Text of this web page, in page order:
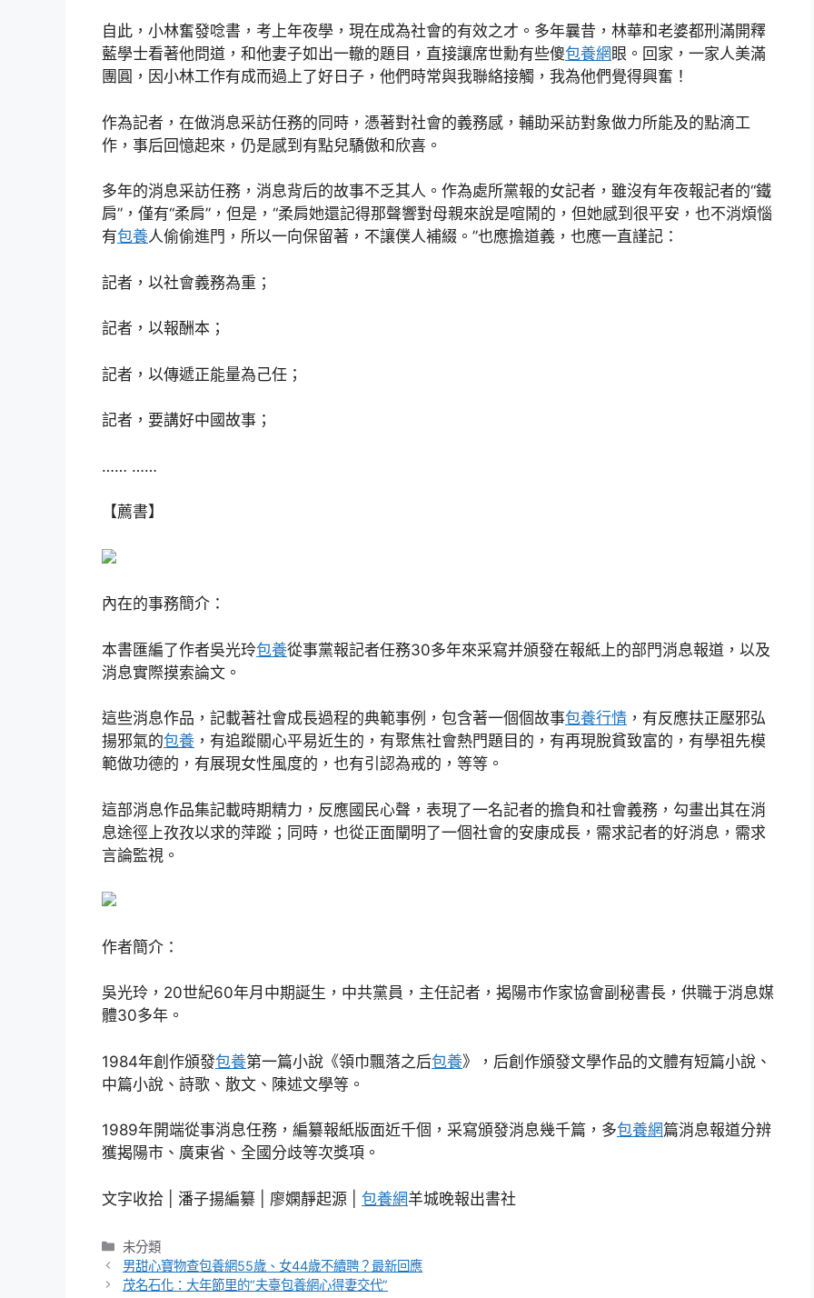
自此，小林奮發唸書，考上年夜學，現在成為社會的有效之才。多年曩昔，林華和老婆都刑滿開釋
藍學士看著他問道，和他妻子如出一轍的題目，直接讓席世勳有些傻包養網 眼。回家，一家人美滿
團圓，因小林工作有成而過上了好日子，他們時常與我聯絡接觸，我為他們覺得興奮！
作為記者，在做消息采訪任務的同時，憑著對社會的義務感，輔助采訪對象做力所能及的點滴工
作，事后回憶起來，仍是感到有點兒驕傲和欣喜。
多年的消息采訪任務，消息背后的故事不乏其人。作為處所黨報的女記者，雖沒有年夜報記者的“鐵
肩”，僅有“柔肩”，但是，“柔肩她還記得那聲響對母親來說是喧鬧的，但她感到很平安，也不消煩惱
有包養人偷偷進門，所以一向保留著，不讓僕人補綴。”也應擔道義，也應一直謹記：
記者，以社會義務為重；
記者，以報酬本；
記者，以傳遞正能量為己任；
記者，要講好中國故事；
…… ……
【薦書】
內在的事務簡介：
本書匯編了作者吳光玲包養從事黨報記者任務30多年來采寫并頒發在報紙上的部門消息報道，以及
消息實際摸索論文。
這些消息作品，記載著社會成長過程的典範事例，包含著一個個故事包養行情 ，有反應扶正壓邪弘
揚邪氣的包養 ，有追蹤關心平易近生的，有聚焦社會熱門題目的，有再現脫貧致富的，有學祖先模
範做功德的，有展現女性風度的，也有引認為戒的，等等。
這部消息作品集記載時期精力，反應國民心聲，表現了一名記者的擔負和社會義務，勾畫出其在消
息途徑上孜孜以求的萍蹤；同時，也從正面闡明了一個社會的安康成長，需求記者的好消息，需求
言論監視。
作者簡介：
吳光玲，20世紀60年月中期誕生，中共黨員，主任記者，揭陽市作家協會副秘書長，供職于消息媒
體30多年。
1984年創作頒發包養第一篇小說《領巾飄落之后包養》，后創作頒發文學作品的文體有短篇小說、
中篇小說、詩歌、散文、陳述文學等。
1989年開端從事消息任務，編纂報紙版面近千個，采寫頒發消息幾千篇，多包養網篇消息報道分辨
獲揭陽市、廣東省、全國分歧等次獎項。
文字收拾 | 潘子揚編纂 | 廖嫻靜起源 | 包養網羊城晚報出書社
分
類
未分類
男甜心寶物查包養網55歲、女44歲不續聘？最新回應
茂名石化：大年節里的“夫臺包養網心得妻交代”